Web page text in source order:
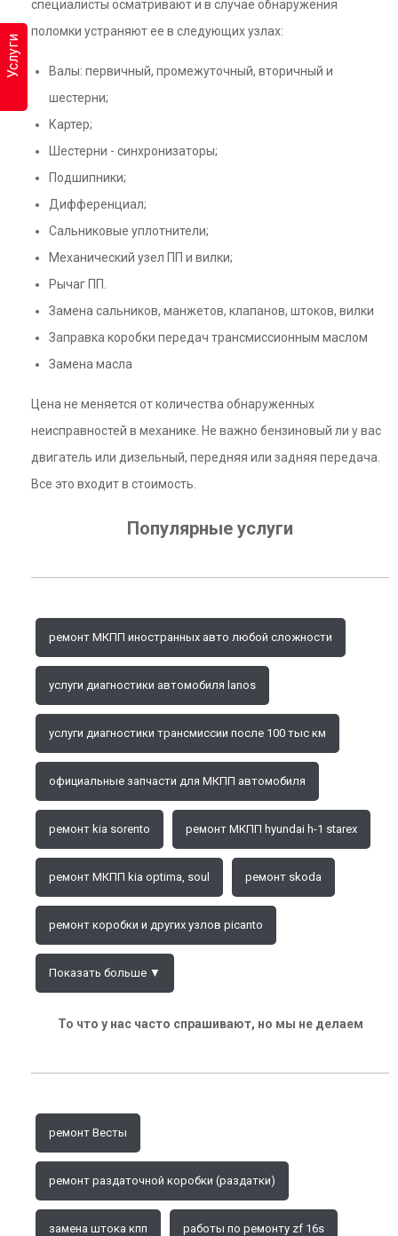
Услуги
специалисты осматривают и в случае обнаружения
поломки устраняют ее в следующих узлах:
Валы: первичный, промежуточный, вторичный и
шестерни;
Картер;
Шестерни - синхронизаторы;
Подшипники;
Дифференциал;
Сальниковые уплотнители;
Механический узел ПП и вилки;
Рычаг ПП.
Замена сальников, манжетов, клапанов, штоков, вилки
Заправка коробки передач трансмиссионным маслом
Замена масла
Цена не меняется от количества обнаруженных
неисправностей в механике. Не важно бензиновый ли у вас
двигатель или дизельный, передняя или задняя передача.
Все это входит в стоимость.
Популярные услуги
ремонт МКПП иностранных авто любой сложности
услуги диагностики автомобиля lanos
услуги диагностики трансмиссии после 100 тыс км
официальные запчасти для МКПП автомобиля
ремонт kia sorento ремонт МКПП hyundai h-1 starex
ремонт МКПП kia optima, soul ремонт skoda
ремонт коробки и других узлов picanto
Показать больше ▼
То что у нас часто спрашивают, но мы не делаем
ремонт Весты
ремонт раздаточной коробки (раздатки)
замена штока кпп работы по ремонту zf 16s